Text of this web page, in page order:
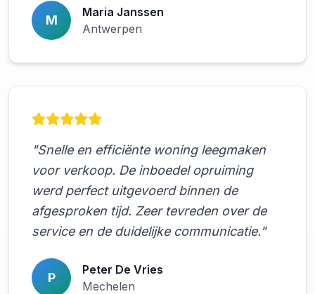
M
Maria Janssen
Antwerpen
"Snelle en efficiënte woning leegmaken
voor verkoop. De inboedel opruiming
werd perfect uitgevoerd binnen de
afgesproken tijd. Zeer tevreden over de
service en de duidelijke communicatie."
P
Peter De Vries
Mechelen